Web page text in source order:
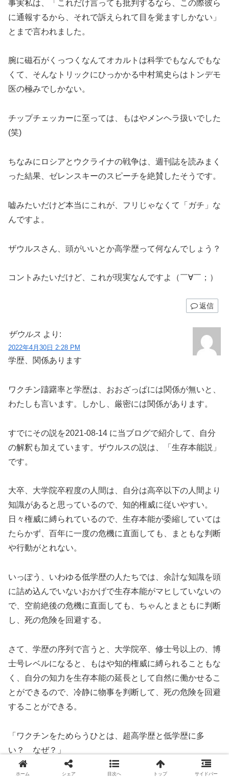
事実私は、「これだけ言っても批判するなら、この際彼ら
に通報するから、それで訴えられて目を覚ますしかない」
とまで言われました。
腕に磁石がくっつくなんてオカルトは科学でもなんでもな
くて、そんなトリックにひっかかる中村篤史らはトンデモ
医の極みでしかない。
チップチェッカーに至っては、もはやメンヘラ扱いでした
(笑)
ちなみにロシアとウクライナの戦争は、週刊誌を読みまく
った結果、ゼレンスキーのスピーチを絶賛したそうです。
嘘みたいだけど本当にこれが、フリじゃなくて「ガチ」な
んですよ。
ザウルスさん、頭がいいとか高学歴って何なんでしょう？
コントみたいだけど、これが現実なんですよ（￣∀￣；）
返信
ザウルス より:
2022年4月30日 2:28 PM
学歴、関係あります
ワクチン躊躇率と学歴は、おおざっぱには関係が無いと、
わたしも言います。しかし、厳密には関係があります。
すでにその説を2021-08-14 に当ブログで紹介して、自分
の解釈も加えています。ザウルスの説は、「生存本能説」
です。
大卒、大学院卒程度の人間は、自分は高卒以下の人間より
知識があると思っているので、知的権威に従いやすい。
日々権威に縛られているので、生存本能が委縮していては
たらかず、百年に一度の危機に直面しても、まともな判断
や行動がとれない。
いっぽう、いわゆる低学歴の人たちでは、余計な知識を頭
に詰め込んでいないおかげで生存本能がマヒしていないの
で、空前絶後の危機に直面しても、ちゃんとまともに判断
し、死の危険を回避する。
さて、学歴の序列で言うと、大学院卒、修士号以上の、博
士号レベルになると、もはや知的権威に縛られることもな
く、自分の知力を生存本能の延長として自然に働かせるこ
とができるので、冷静に物事を判断して、死の危険を回避
することができる。
「ワクチンをためらうひとは、超高学歴と低学歴に多
い？ なぜ？」
ホーム シェア 目次へ トップ サイドバー